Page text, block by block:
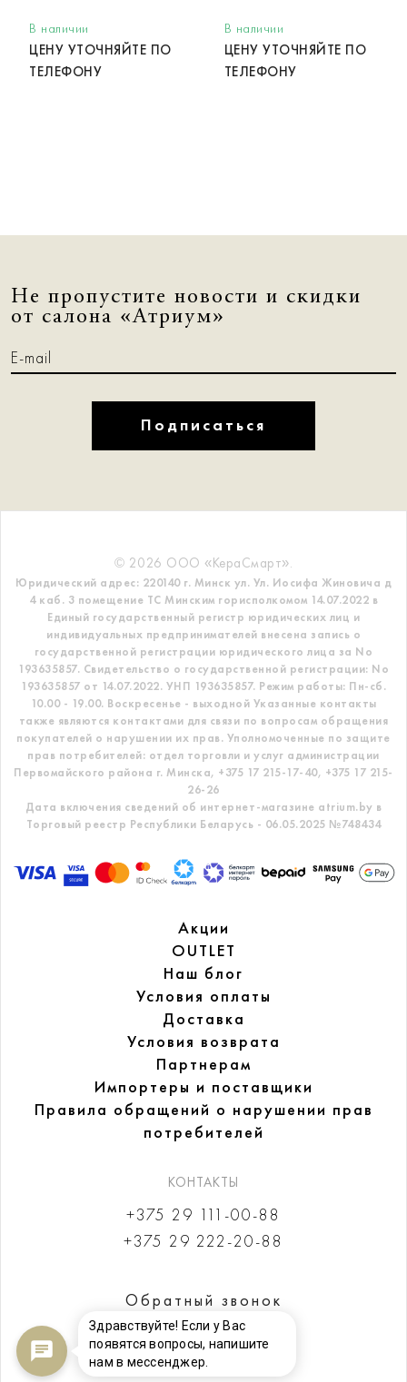
В наличии
ЦЕНУ УТОЧНЯЙТЕ ПО
ТЕЛЕФОНУ
В наличии
ЦЕНУ УТОЧНЯЙТЕ ПО
ТЕЛЕФОНУ
Не пропустите новости и скидки
от салона «Атриум»
Подписаться
© 2026 ООО «КераСмарт».
Юридический адрес: 220140 г. Минск ул. Ул. Иосифа Жиновича д
4 каб. 3 помещение ТС Минским горисполкомом 14.07.2022 в
Единый государственный регистр юридических лиц и
индивидуальных предпринимателей внесена запись о
государственной регистрации юридического лица за No
193635857. Свидетельство о государственной регистрации: No
193635857 от 14.07.2022. УНП 193635857. Режим работы: Пн-сб.
10.00 - 19.00. Воскресенье - выходной Указанные контакты
также являются контактами для связи по вопросам обращения
покупателей о нарушении их прав. Уполномоченные по защите
прав потребителей: отдел торговли и услуг администрации
Первомайского района г. Минска, +375 17 215-17-40, +375 17 215-
26-26
Дата включения сведений об интернет-магазине atrium.by в
Торговый реестр Республики Беларусь - 06.05.2025 №748434
Акции
OUTLET
Наш блог
Условия оплаты
Доставка
Условия возврата
Партнерам
Импортеры и поставщики
Правила обращений о нарушении прав
потребителей
КОНТАКТЫ
+375 29 111-00-88
+375 29 222-20-88
Обратный звонок
Здравствуйте! Если у Вас
появятся вопросы, напишите
нам в мессенджер.